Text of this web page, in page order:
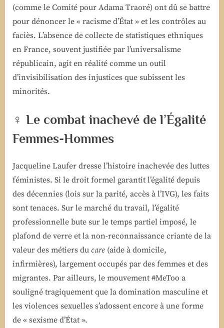
(comme le Comité pour Adama Traoré) ont dû se battre
pour dénoncer le « racisme d’État » et les contrôles au
faciès. L’absence de collecte de statistiques ethniques
en France, souvent justifiée par l’universalisme
républicain, agit en réalité comme un outil
d’invisibilisation des injustices que subissent les
minorités.
♀️ Le combat inachevé de l’Égalité
Femmes-Hommes
Jacqueline Laufer dresse l’histoire inachevée des luttes
féministes. Si le droit formel garantit l’égalité depuis
des décennies (lois sur la parité, accès à l’IVG), les faits
sont tenaces. Sur le marché du travail, l’égalité
professionnelle bute sur le temps partiel imposé, le
plafond de verre et la non-reconnaissance criante de la
valeur des métiers du care (aide à domicile,
infirmières), largement occupés par des femmes et des
migrantes. Par ailleurs, le mouvement #MeToo a
souligné tragiquement que la domination masculine et
les violences sexuelles s’adossent encore à une forme
de « sexisme d’État ».